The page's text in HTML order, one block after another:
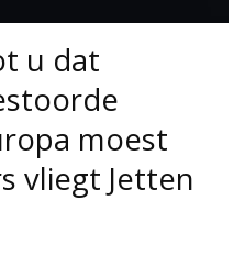
u dat
moest
vliegt Jetten